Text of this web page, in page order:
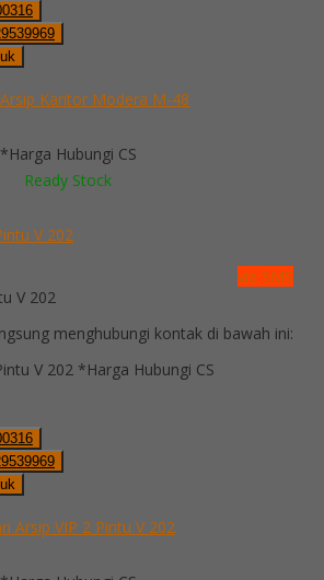
Kantor Modera M-48
*Harga Hubungi CS
Ready Stock
via SMS
V 202
menghubungi kontak di bawah ini:
*Harga Hubungi CS
Arsip VIP 2 Pintu V 202